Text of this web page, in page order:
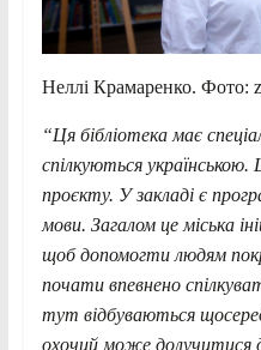
Неллі Крамаренко. Фото:
“Ця бібліотека має
спілкуються українською.
проєкту. У закладі є
мови. Загалом це міська
щоб допомогти людям
почати впевнено
тут відбуваються
охочий може долучитися